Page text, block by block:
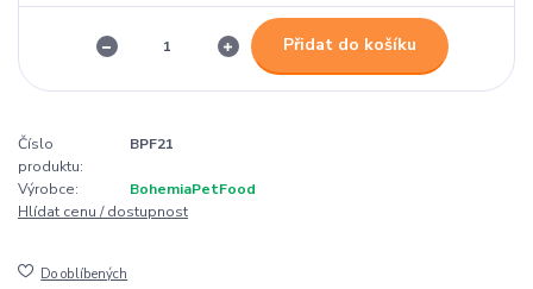
Přidat do košíku
Číslo
produktu:
BPF21
Výrobce:
BohemiaPetFood
Hlídat cenu / dostupnost
Do oblíbených